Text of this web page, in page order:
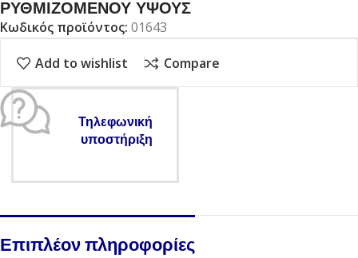
ΡΥΘΜΙΖΟΜΕΝΟΥ ΥΨΟΥΣ
Κωδικός προϊόντος: 01643
Add to wishlist Compare
Τηλεφωνική
υποστήριξη
Επιπλέον πληροφορίες